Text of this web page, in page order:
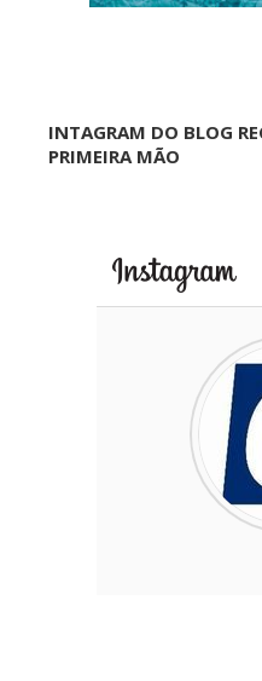
INTAGRAM DO BLOG
PRIMEIRA MÃO